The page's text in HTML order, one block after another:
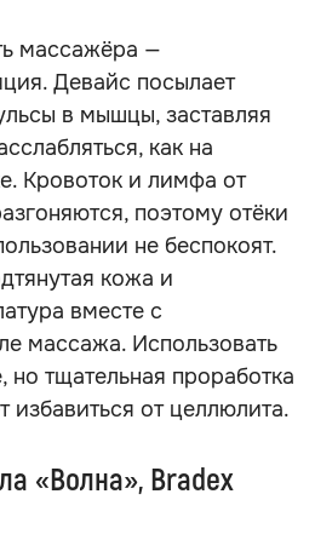
массажёра —
Девайс посылает
в мышцы, заставляя
как на
Кровоток и лимфа от
поэтому отёки
не беспокоят.
кожа и
вместе с
массажа. Использовать
тщательная проработка
от целлюлита.
«Волна», Bradex